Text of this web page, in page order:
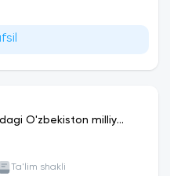
O'zbekiston milliy
Ta'lim shakli